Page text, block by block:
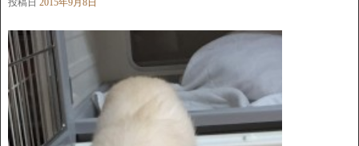
投稿日 2015年9月8日